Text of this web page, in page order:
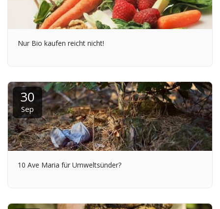
Nur Bio kaufen reicht nicht!
30
Sep
10 Ave Maria für Umweltsünder?